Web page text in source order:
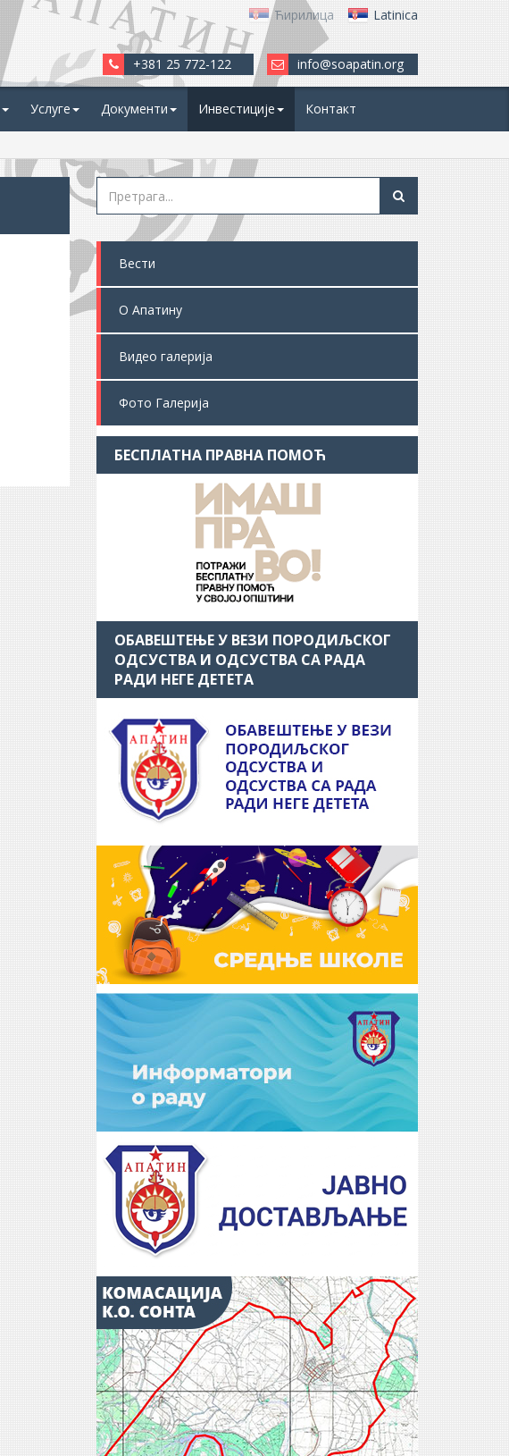
Ћирилица Latinica
+381 25 772-122 info@soapatin.org
Услуге Документи Инвестиције Контакт
Вести
О Апатину
Видео галерија
Фото Галерија
БЕСПЛАТНА ПРАВНА ПОМОЋ
ОБАВЕШТЕЊЕ У ВЕЗИ ПОРОДИЉСКОГ
ОДСУСТВА И ОДСУСТВА СА РАДА
РАДИ НЕГЕ ДЕТЕТА